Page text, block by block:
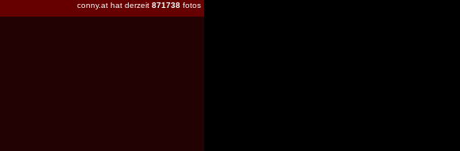
conny.at hat derzeit 871738 fotos